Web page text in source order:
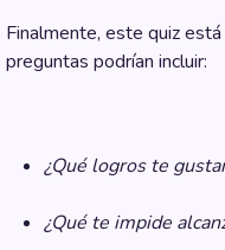
Finalmente, este quiz
preguntas podrían incluir:
¿Qué logros te
¿Qué te impide